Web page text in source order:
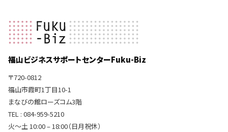
福山ビジネスサポートセンターFuku-Biz
〒720-0812
福山市霞町1丁目10-1
まなびの館ローズコム3階
TEL : 084-959-5210
火〜土 10:00 – 18:00（日月祝休）